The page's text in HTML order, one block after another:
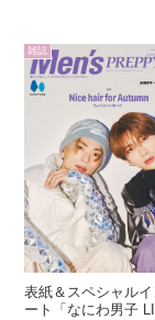
雑誌
表紙＆スペシャル
ート「なにわ男子